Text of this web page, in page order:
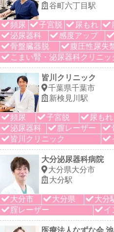
谷町六丁目駅
頻尿 子宮脱 尿もれ
泌尿器科
感度アップ
骨盤臓器脱
腹圧性尿失
こまい腎・泌尿器科クリニッ
皆川クリニック
千葉県千葉市
新検見川駅
頻尿 子宮脱 尿もれ
泌尿器科
膣レーザー
皆川クリニック
大分泌尿器科病院
大分県大分市
大分駅
大分市 大分県 大分
腟レーザー
イ
医療法人なずな会